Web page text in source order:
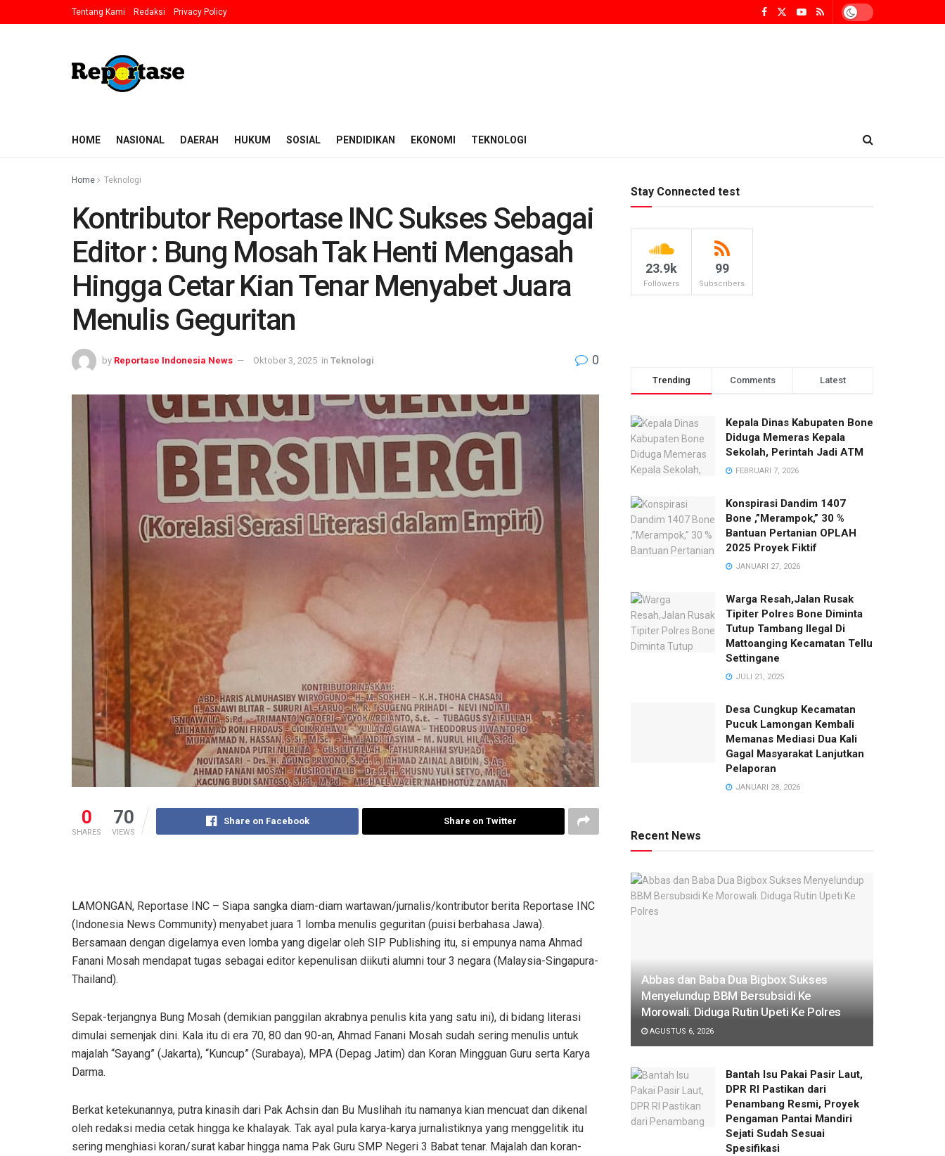
Tentang Kami Redaksi Privacy Policy
HOME NASIONAL DAERAH HUKUM SOSIAL PENDIDIKAN EKONOMI TEKNOLOGI
Home Teknologi
Kontributor Reportase INC Sukses Sebagai
Editor : Bung Mosah Tak Henti Mengasah
Hingga Cetar Kian Tenar Menyabet Juara
Menulis Geguritan
by Reportase Indonesia News Oktober 3, 2025 in Teknologi 0
0
SHARES
70
VIEWS
Share on Facebook Share on Twitter
LAMONGAN, Reportase INC – Siapa sangka diam-diam wartawan/jurnalis/kontributor berita Reportase INC
(Indonesia News Community) menyabet juara 1 lomba menulis geguritan (puisi berbahasa Jawa).
Bersamaan dengan digelarnya even lomba yang digelar oleh SIP Publishing itu, si empunya nama Ahmad
Fanani Mosah mendapat tugas sebagai editor kepenulisan diikuti alumni tour 3 negara (Malaysia-Singapura-
Thailand).
Sepak-terjangnya Bung Mosah (demikian panggilan akrabnya penulis kita yang satu ini), di bidang literasi
dimulai semenjak dini. Kala itu di era 70, 80 dan 90-an, Ahmad Fanani Mosah sudah sering menulis untuk
majalah “Sayang” (Jakarta), “Kuncup” (Surabaya), MPA (Depag Jatim) dan Koran Mingguan Guru serta Karya
Darma.
Berkat ketekunannya, putra kinasih dari Pak Achsin dan Bu Muslihah itu namanya kian mencuat dan dikenal
oleh redaksi media cetak hingga ke khalayak. Tak ayal pula karya-karya jurnalistiknya yang menggelitik itu
sering menghiasi koran/surat kabar hingga nama Pak Guru SMP Negeri 3 Babat tenar. Majalah dan koran-
Stay Connected test
23.9k
Followers
99
Subscribers
Trending Comments Latest
Kepala Dinas Kabupaten Bone
Diduga Memeras Kepala
Sekolah, Perintah Jadi ATM
FEBRUARI 7, 2026
Konspirasi Dandim 1407
Bone ,”Merampok,” 30 %
Bantuan Pertanian OPLAH
2025 Proyek Fiktif
JANUARI 27, 2026
Warga Resah,Jalan Rusak
Tipiter Polres Bone Diminta
Tutup Tambang Ilegal Di
Mattoanging Kecamatan Tellu
Settingane
JULI 21, 2025
Desa Cungkup Kecamatan
Pucuk Lamongan Kembali
Memanas Mediasi Dua Kali
Gagal Masyarakat Lanjutkan
Pelaporan
JANUARI 28, 2026
Recent News
Abbas dan Baba Dua Bigbox Sukses
Menyelundup BBM Bersubsidi Ke
Morowali. Diduga Rutin Upeti Ke Polres
AGUSTUS 6, 2026
Bantah Isu Pakai Pasir Laut,
DPR RI Pastikan dari
Penambang Resmi, Proyek
Pengaman Pantai Mandiri
Sejati Sudah Sesuai
Spesifikasi